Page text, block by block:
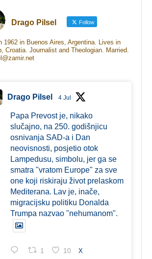
Drago Pilsel Follow
1962 in Buenos Aires, Argentina. Lives in
Croatia. Journalist and Theologian. Married.
Drago Pilsel 4 Jul
Papa Prevost je, nikako
slučajno, na 250. godišnjicu
osnivanja SAD-a i Dan
neovisnosti, posjetio otok
Lampedusu, simbolu, jer ga se
smatra "vratom Europe" za sve
one koji riskiraju život prelaskom
Mediterana. Lav je, inače,
migracijsku politiku Donalda
Trumpa nazvao "nehumanom".
1 10 X